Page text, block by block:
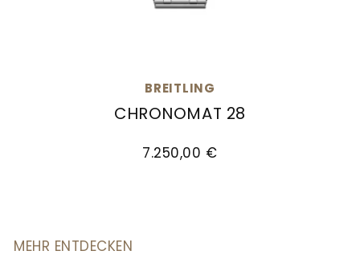
BREITLING
CHRONOMAT 28
7.250,00 €
MEHR ENTDECKEN